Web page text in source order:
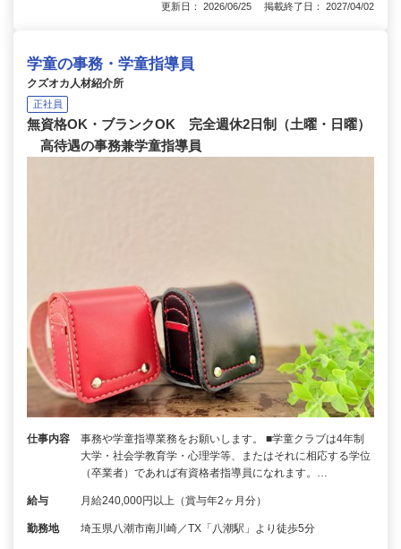
更新日： 2026/06/25 掲載終了日： 2027/04/02
学童の事務・学童指導員
クズオカ人材紹介所
正社員
無資格OK・ブランクOK 完全週休2日制（土曜・日曜）
高待遇の事務兼学童指導員
仕事内容
事務や学童指導業務をお願いします。 ■学童クラブは4年制
大学・社会学教育学・心理学等、またはそれに相応する学位
（卒業者）であれば有資格者指導員になれます。…
給与 月給240,000円以上（賞与年2ヶ月分）
勤務地 埼玉県八潮市南川崎／TX「八潮駅」より徒歩5分